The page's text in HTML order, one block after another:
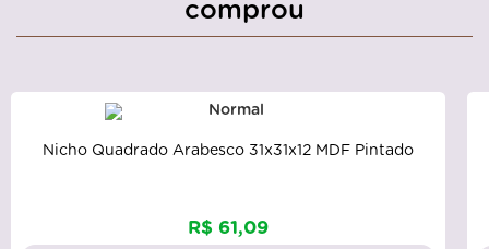
comprou
Nicho Quadrado Arabesco 31x31x12 MDF Pintado
R$ 61,09